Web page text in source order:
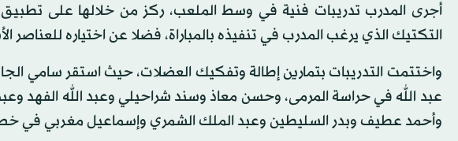
أجرى المدرب تدريبات فنية في وسط الملعب، ركز من خلالها على تطبيق
التكتيك الذي يرغب المدرب في تنفيذه بالمباراة، فضلا عن اختياره للعناصر
واختتمت التدريبات بتمارين إطالة وتفكيك العضلات، حيث استقر سامي
عبد الله في حراسة المرمى، وحسن معاذ وسند شراحيلي وعبد الله الفهد
وأحمد عطيف وبدر السليطين وعبد الملك الشمري وإسماعيل مغربي في